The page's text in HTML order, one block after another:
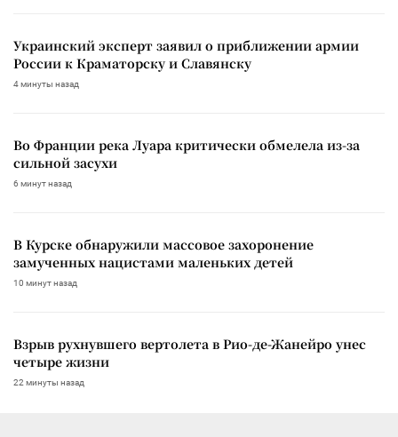
Украинский эксперт заявил о приближении армии
России к Краматорску и Славянску
4 минуты назад
Во Франции река Луара критически обмелела из-за
сильной засухи
6 минут назад
В Курске обнаружили массовое захоронение
замученных нацистами маленьких детей
10 минут назад
Взрыв рухнувшего вертолета в Рио-де-Жанейро унес
четыре жизни
22 минуты назад